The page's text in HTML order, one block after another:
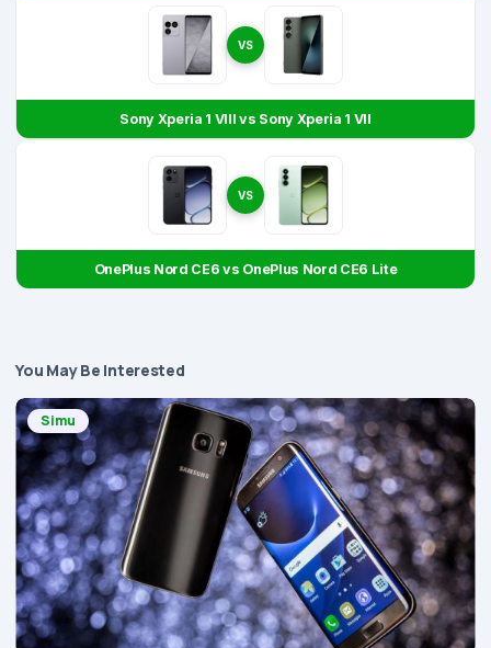
VS
Sony Xperia 1 VIII vs Sony Xperia 1 VII
VS
OnePlus Nord CE6 vs OnePlus Nord CE6 Lite
You May Be Interested
Simu